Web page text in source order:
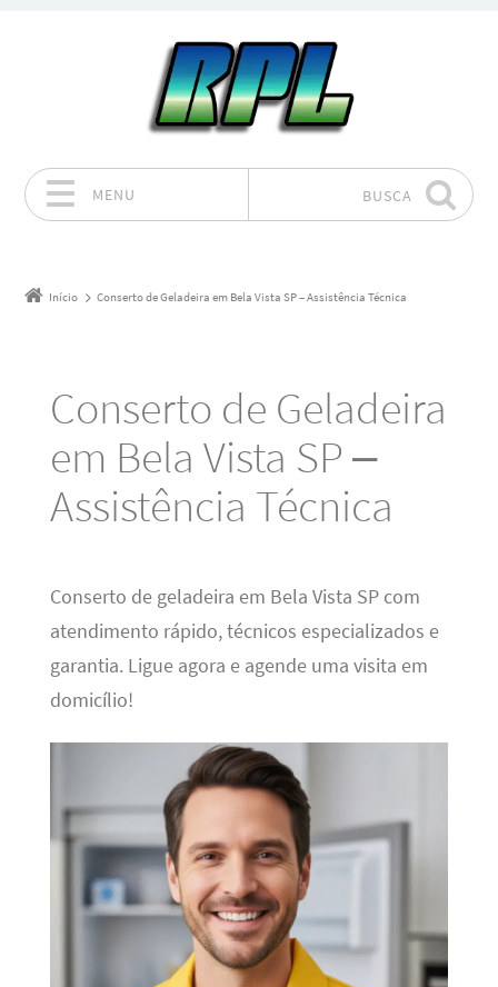
MENU BUSCA
Início Conserto de Geladeira em Bela Vista SP – Assistência Técnica
Conserto de Geladeira
em Bela Vista SP –
Assistência Técnica
Conserto de geladeira em Bela Vista SP com
atendimento rápido, técnicos especializados e
garantia. Ligue agora e agende uma visita em
domicílio!